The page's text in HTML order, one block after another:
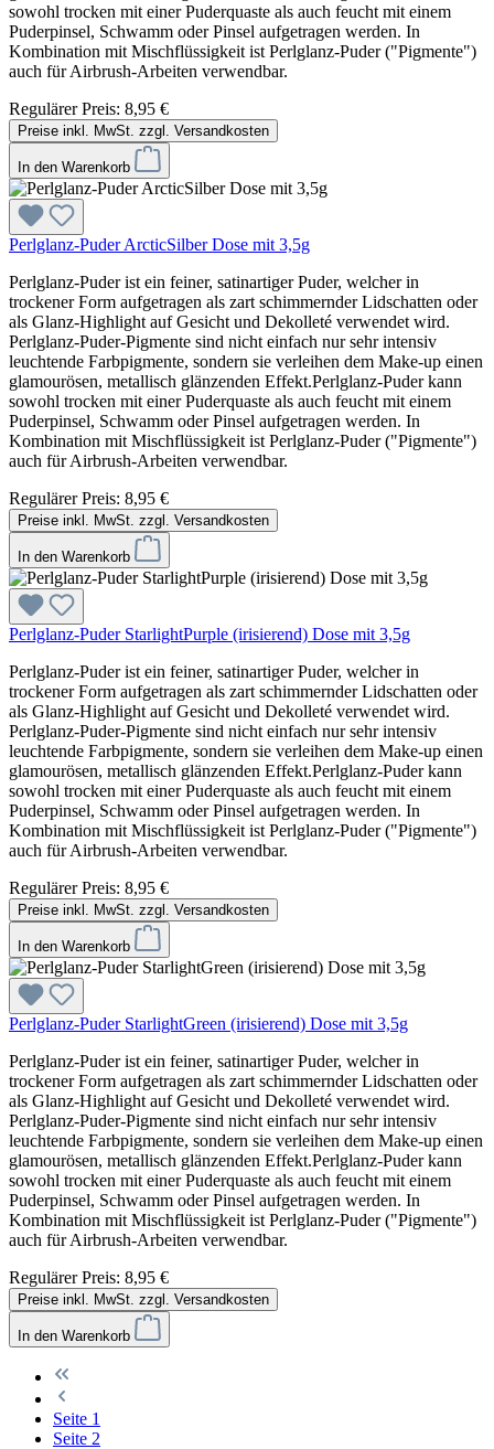
sowohl trocken mit einer Puderquaste als auch feucht mit einem
Puderpinsel, Schwamm oder Pinsel aufgetragen werden. In
Kombination mit Mischflüssigkeit ist Perlglanz-Puder ("Pigmente")
auch für Airbrush-Arbeiten verwendbar.
Regulärer Preis: 8,95 €
Preise inkl. MwSt. zzgl. Versandkosten
In den Warenkorb
Perlglanz-Puder ArcticSilber Dose mit 3,5g
Perlglanz-Puder ist ein feiner, satinartiger Puder, welcher in
trockener Form aufgetragen als zart schimmernder Lidschatten oder
als Glanz-Highlight auf Gesicht und Dekolleté verwendet wird.
Perlglanz-Puder-Pigmente sind nicht einfach nur sehr intensiv
leuchtende Farbpigmente, sondern sie verleihen dem Make-up einen
glamourösen, metallisch glänzenden Effekt.Perlglanz-Puder kann
sowohl trocken mit einer Puderquaste als auch feucht mit einem
Puderpinsel, Schwamm oder Pinsel aufgetragen werden. In
Kombination mit Mischflüssigkeit ist Perlglanz-Puder ("Pigmente")
auch für Airbrush-Arbeiten verwendbar.
Regulärer Preis: 8,95 €
Preise inkl. MwSt. zzgl. Versandkosten
In den Warenkorb
Perlglanz-Puder StarlightPurple (irisierend) Dose mit 3,5g
Perlglanz-Puder ist ein feiner, satinartiger Puder, welcher in
trockener Form aufgetragen als zart schimmernder Lidschatten oder
als Glanz-Highlight auf Gesicht und Dekolleté verwendet wird.
Perlglanz-Puder-Pigmente sind nicht einfach nur sehr intensiv
leuchtende Farbpigmente, sondern sie verleihen dem Make-up einen
glamourösen, metallisch glänzenden Effekt.Perlglanz-Puder kann
sowohl trocken mit einer Puderquaste als auch feucht mit einem
Puderpinsel, Schwamm oder Pinsel aufgetragen werden. In
Kombination mit Mischflüssigkeit ist Perlglanz-Puder ("Pigmente")
auch für Airbrush-Arbeiten verwendbar.
Regulärer Preis: 8,95 €
Preise inkl. MwSt. zzgl. Versandkosten
In den Warenkorb
Perlglanz-Puder StarlightGreen (irisierend) Dose mit 3,5g
Perlglanz-Puder ist ein feiner, satinartiger Puder, welcher in
trockener Form aufgetragen als zart schimmernder Lidschatten oder
als Glanz-Highlight auf Gesicht und Dekolleté verwendet wird.
Perlglanz-Puder-Pigmente sind nicht einfach nur sehr intensiv
leuchtende Farbpigmente, sondern sie verleihen dem Make-up einen
glamourösen, metallisch glänzenden Effekt.Perlglanz-Puder kann
sowohl trocken mit einer Puderquaste als auch feucht mit einem
Puderpinsel, Schwamm oder Pinsel aufgetragen werden. In
Kombination mit Mischflüssigkeit ist Perlglanz-Puder ("Pigmente")
auch für Airbrush-Arbeiten verwendbar.
Regulärer Preis: 8,95 €
Preise inkl. MwSt. zzgl. Versandkosten
In den Warenkorb
Seite 1
Seite 2